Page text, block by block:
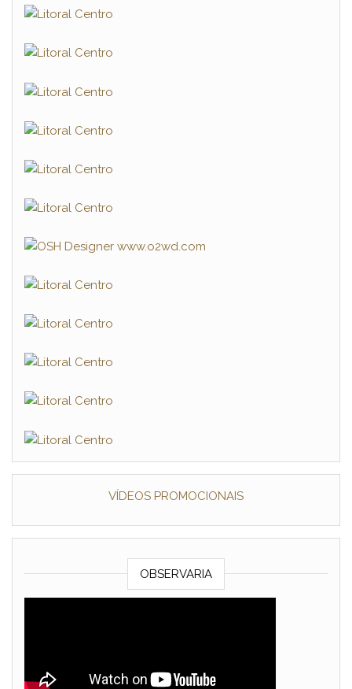
VÍDEOS PROMOCIONAIS
OBSERVARIA